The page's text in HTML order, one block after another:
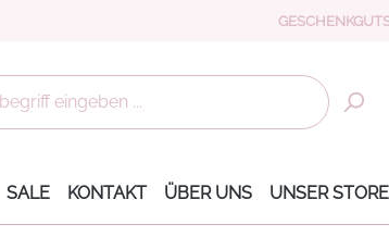
SALE KONTAKT ÜBER UNS UNSER STORE